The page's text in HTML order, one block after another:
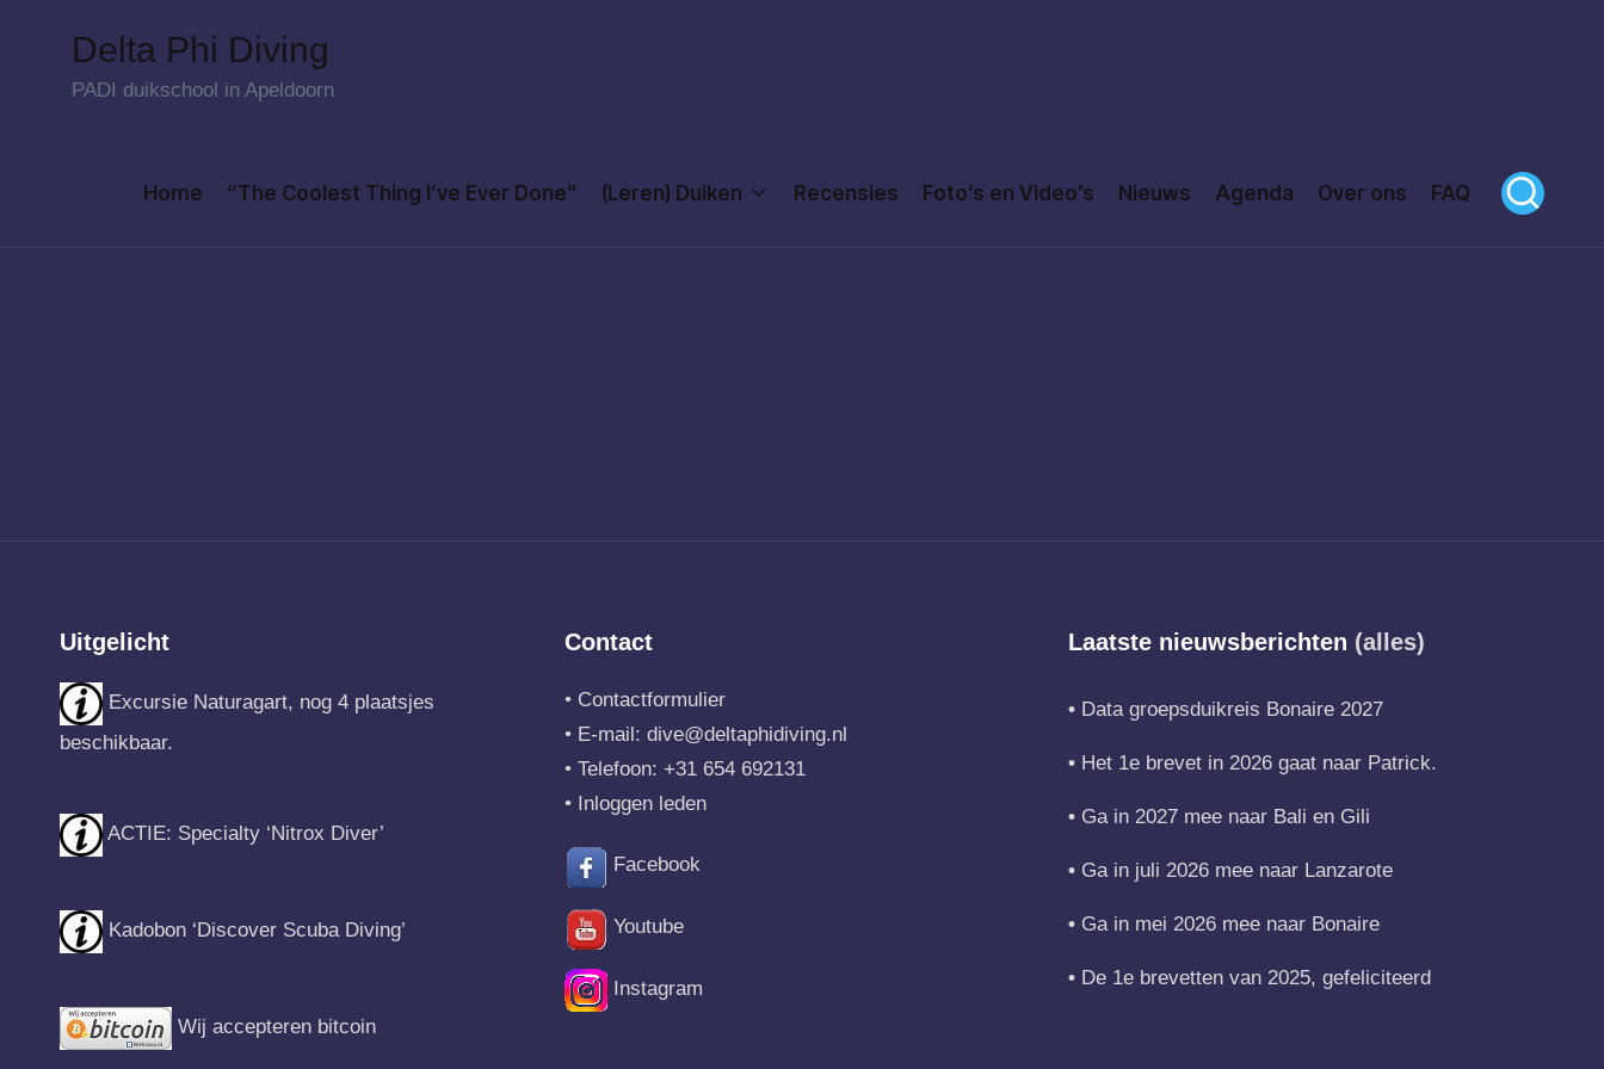
Delta Phi Diving
PADI duikschool in Apeldoorn
Home “The Coolest Thing I’ve Ever Done” (Leren) Duiken Recensies Foto’s en Video’s Nieuws Agenda Over ons FAQ
Uitgelicht
Excursie Naturagart, nog 4 plaatsjes
beschikbaar.
ACTIE: Specialty ‘Nitrox Diver’
Kadobon ‘Discover Scuba Diving’
Wij accepteren bitcoin
Contact
• Contactformulier
• E-mail: dive@deltaphidiving.nl
• Telefoon: +31 654 692131
• Inloggen leden
Facebook
Youtube
Instagram
Laatste nieuwsberichten (alles)
Data groepsduikreis Bonaire 2027
Het 1e brevet in 2026 gaat naar Patrick.
Ga in 2027 mee naar Bali en Gili
Ga in juli 2026 mee naar Lanzarote
Ga in mei 2026 mee naar Bonaire
De 1e brevetten van 2025, gefeliciteerd